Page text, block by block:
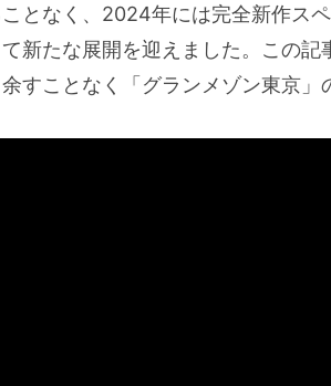
となく、2024年には完全新作ス
新たな展開を迎えました。この
すことなく「グランメゾン東京」